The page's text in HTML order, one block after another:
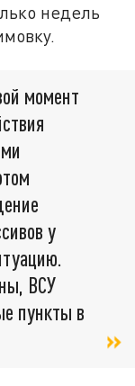
недель
момент
у
ВСУ
пункты в